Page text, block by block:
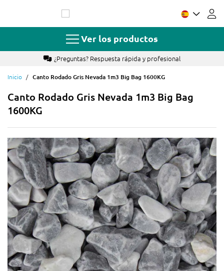
contenido
Ver los productos
¿Preguntas? Respuesta rápida y profesional
Inicio Canto Rodado Gris Nevada 1m3 Big Bag 1600KG
Canto Rodado Gris Nevada 1m3 Big Bag
1600KG